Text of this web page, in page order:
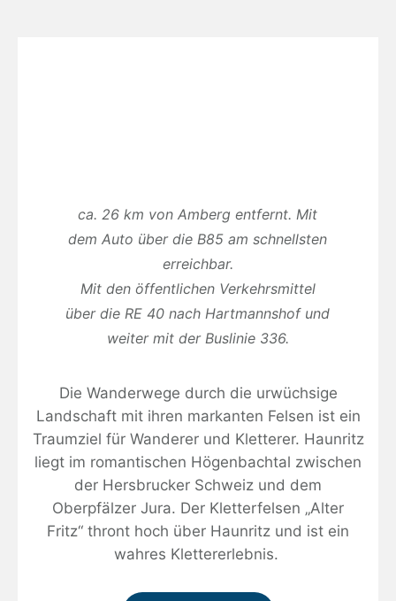
ca. 26 km von Amberg entfernt. Mit
dem Auto über die B85 am schnellsten
erreichbar.
Mit den öffentlichen Verkehrsmittel
über die RE 40 nach Hartmannshof und
weiter mit der Buslinie 336.
Die Wanderwege durch die urwüchsige
Landschaft mit ihren markanten Felsen ist ein
Traumziel für Wanderer und Kletterer. Haunritz
liegt im romantischen Högenbachtal zwischen
der Hersbrucker Schweiz und dem
Oberpfälzer Jura. Der Kletterfelsen „Alter
Fritz“ thront hoch über Haunritz und ist ein
wahres Klettererlebnis.